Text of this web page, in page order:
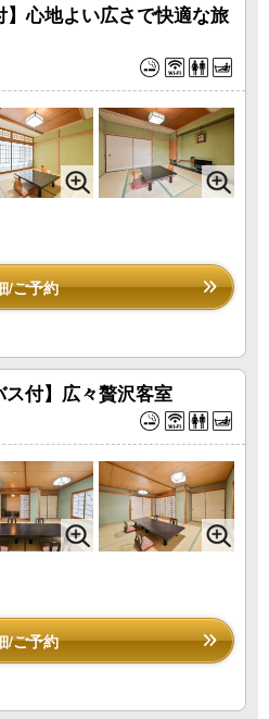
】心地よい広さで快適な旅
/ご予約
ス付】広々贅沢客室
/ご予約